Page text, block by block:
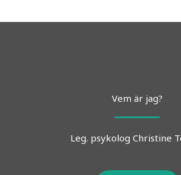
Vem är jag?
Leg. psykolog Christine